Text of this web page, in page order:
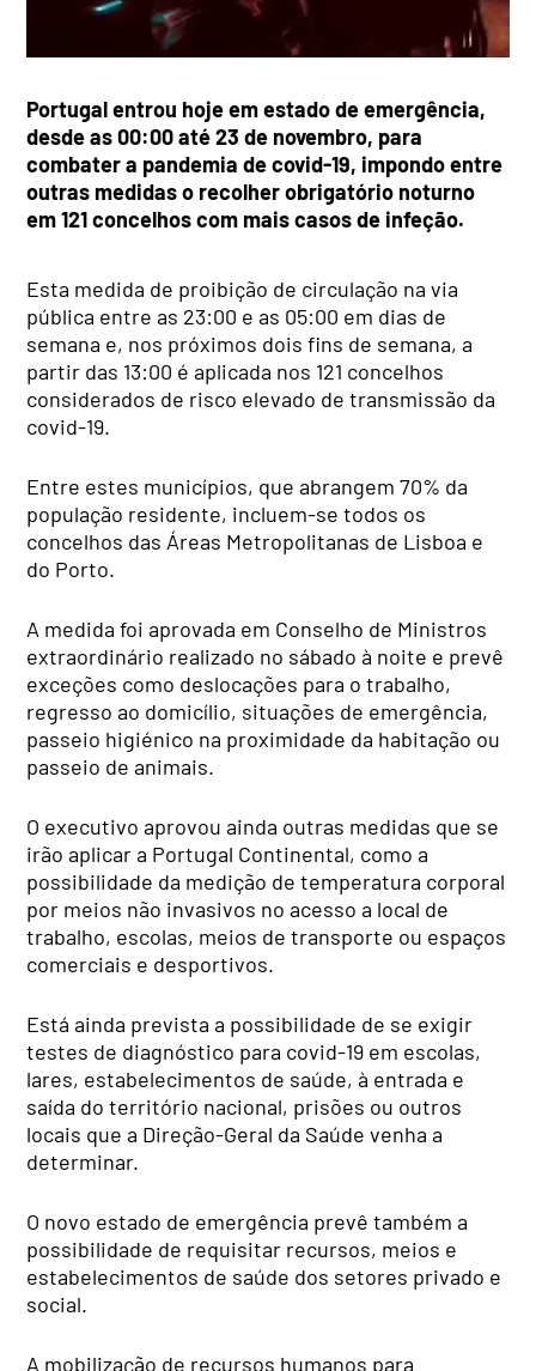
Portugal entrou hoje em estado de emergência,
desde as 00:00 até 23 de novembro, para
combater a pandemia de covid-19, impondo entre
outras medidas o recolher obrigatório noturno
em 121 concelhos com mais casos de infeção.
Esta medida de proibição de circulação na via
pública entre as 23:00 e as 05:00 em dias de
semana e, nos próximos dois fins de semana, a
partir das 13:00 é aplicada nos 121 concelhos
considerados de risco elevado de transmissão da
covid-19.
Entre estes municípios, que abrangem 70% da
população residente, incluem-se todos os
concelhos das Áreas Metropolitanas de Lisboa e
do Porto.
A medida foi aprovada em Conselho de Ministros
extraordinário realizado no sábado à noite e prevê
exceções como deslocações para o trabalho,
regresso ao domicílio, situações de emergência,
passeio higiénico na proximidade da habitação ou
passeio de animais.
O executivo aprovou ainda outras medidas que se
irão aplicar a Portugal Continental, como a
possibilidade da medição de temperatura corporal
por meios não invasivos no acesso a local de
trabalho, escolas, meios de transporte ou espaços
comerciais e desportivos.
Está ainda prevista a possibilidade de se exigir
testes de diagnóstico para covid-19 em escolas,
lares, estabelecimentos de saúde, à entrada e
saída do território nacional, prisões ou outros
locais que a Direção-Geral da Saúde venha a
determinar.
O novo estado de emergência prevê também a
possibilidade de requisitar recursos, meios e
estabelecimentos de saúde dos setores privado e
social.
A mobilização de recursos humanos para